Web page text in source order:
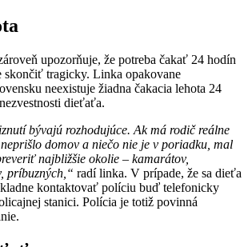
upozorňuje, že potreba čakať 24 hodín
skončiť tragicky. Linka opakovane
neexistuje žiadna čakacia lehota 24
dieťaťa.
bývajú rozhodujúce. Ak má rodič reálne
domov a niečo nie je v poriadku, mal
najbližšie okolie – kamarátov,
príbuzných,“ radí linka. V prípade, že sa dieťa
kontaktovať políciu buď telefonicky
stanici. Polícia je totiž povinná